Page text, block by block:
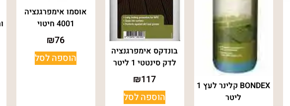
BONDEX קלינר לעץ 1
ליטר
בונדקס אימפרגנציה
לדק סינטטי 1 ליטר
₪117
הוספה לסל
אוסמו אימפרגנציה
4001 חיטוי
₪76
הוספה לסל